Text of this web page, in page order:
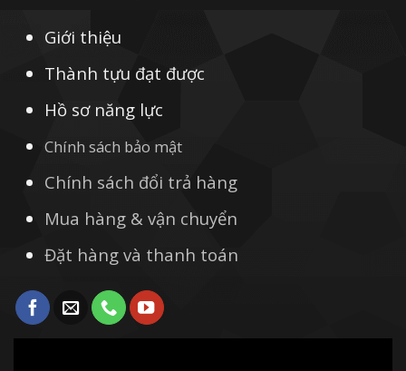
Giới thiệu
Thành tựu đạt được
Hồ sơ năng lực
Chính sách bảo mật
Chính sách đổi trả hàng
Mua hàng & vận chuyển
Đặt hàng và thanh toán